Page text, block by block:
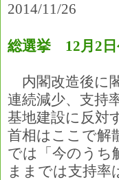
2014/11/26
総選挙 12月2日
内閣改造後に
連続減少、支持
基地建設に反対
首相はここで解
では「今のうち
ままでは支持率